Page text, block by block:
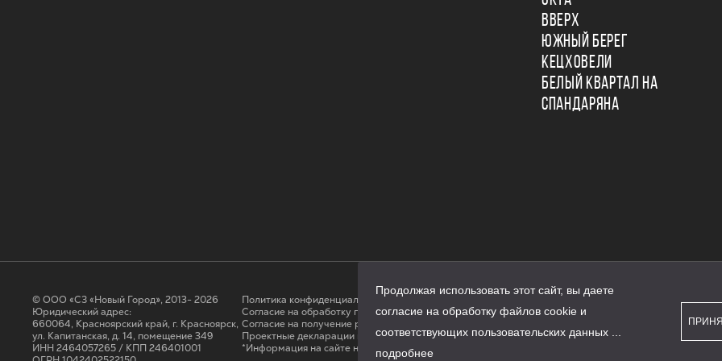
ВВЕРХ
ЮЖНЫЙ БЕРЕГ
КЕЦХОВЕЛИ
БЕЛЫЙ КВАРТАЛ НА
СПАНДАРЯНА
© ООО «СЗ «Новый Город», 2013- 2026
Юридический адрес:
660064, Красноярский край, г. Красноярск,
ул. Капитанская, д. 14, помещение 349
ИНН 2464057265 / КПП 246401001
Политика конфиденциальности
Согласие на обработку персональных данных
Cогласие на получение рассылки
Проектные декларации на сайте наш.дом.рф
*Информация на сайте не является публичной офертой
Продолжая использовать этот сайт, вы даете
согласие на обработку файлов cookie и
соответствующих пользовательских данных
подробнее